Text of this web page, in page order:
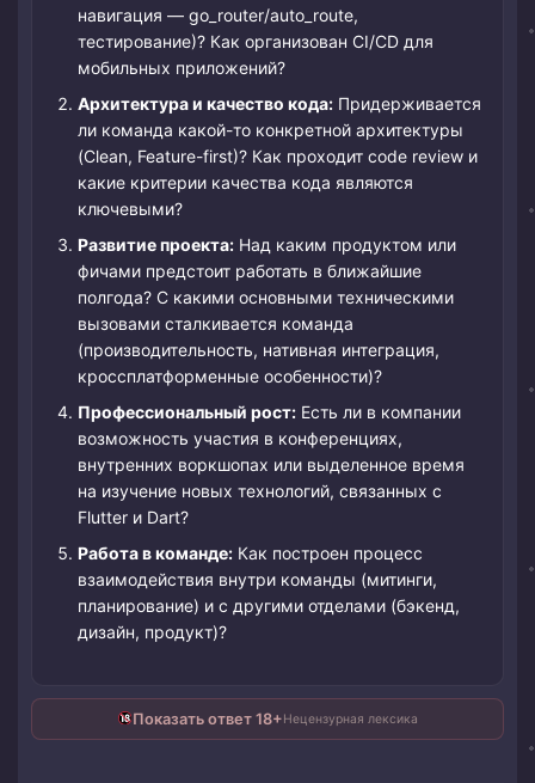
навигация — go_router/auto_route,
тестирование)? Как организован CI/CD для
мобильных приложений?
Архитектура и качество кода: Придерживается
ли команда какой-то конкретной архитектуры
(Clean, Feature-first)? Как проходит code review и
какие критерии качества кода являются
ключевыми?
Развитие проекта: Над каким продуктом или
фичами предстоит работать в ближайшие
полгода? С какими основными техническими
вызовами сталкивается команда
(производительность, нативная интеграция,
кроссплатформенные особенности)?
Профессиональный рост: Есть ли в компании
возможность участия в конференциях,
внутренних воркшопах или выделенное время
на изучение новых технологий, связанных с
Flutter и Dart?
Работа в команде: Как построен процесс
взаимодействия внутри команды (митинги,
планирование) и с другими отделами (бэкенд,
дизайн, продукт)?
Показать ответ 18+Нецензурная лексика